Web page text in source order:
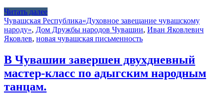
Читать далее
Чувашская Республика«Духовное завещание чувашскому
народу», Дом Дружбы народов Чувашии, Иван Яковлевич
Яковлев, новая чувашская письменность
В Чувашии завершен двухдневный
мастер-класс по адыгским народным
танцам.